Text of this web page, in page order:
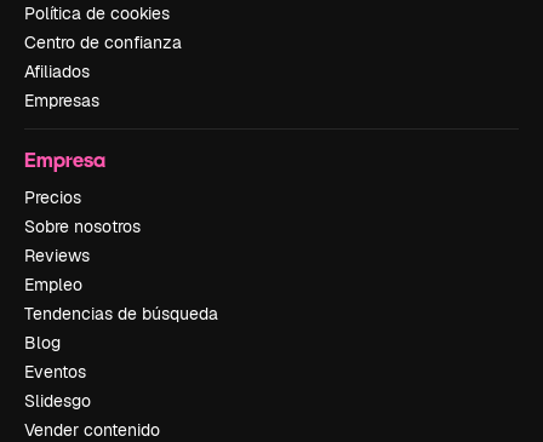
Política de cookies
Centro de confianza
Afiliados
Empresas
Empresa
Precios
Sobre nosotros
Reviews
Empleo
Tendencias de búsqueda
Blog
Eventos
Slidesgo
Vender contenido